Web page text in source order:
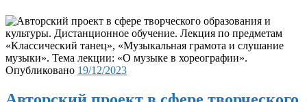
Опубликовано 19/12/2023